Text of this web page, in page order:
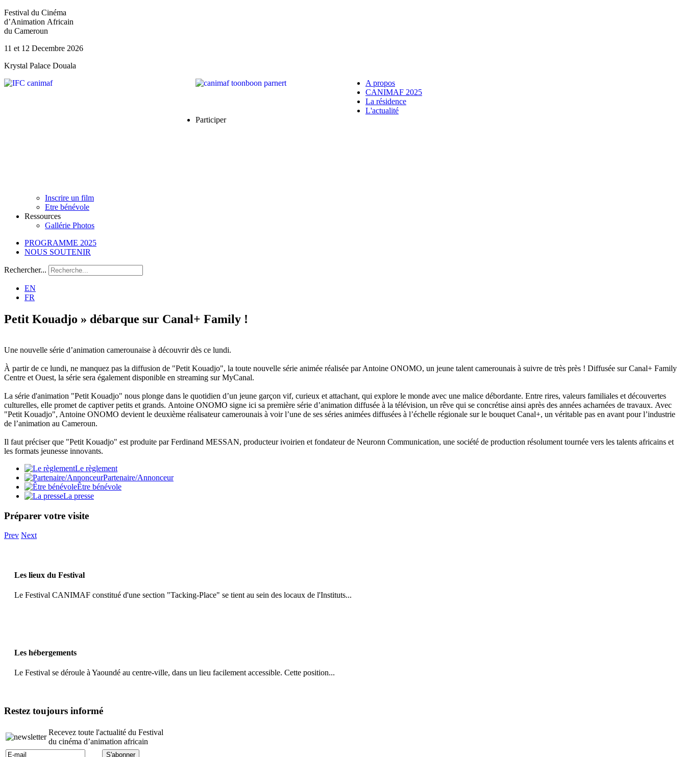
Festival du Cinéma
d’Animation Africain
du Cameroun
11 et 12 Decembre 2026
Krystal Palace Douala
A propos
CANIMAF 2025
La résidence
L'actualité
Participer
Inscrire un film
Etre bénévole
Ressources
Gallérie Photos
PROGRAMME 2025
NOUS SOUTENIR
Rechercher...
EN
FR
Petit Kouadjo » débarque sur Canal+ Family !
Une nouvelle série d’animation camerounaise à découvrir dès ce lundi.
À partir de ce lundi, ne manquez pas la diffusion de "Petit Kouadjo", la toute nouvelle série animée réalisée par Antoine ONOMO, un jeune talent camerounais à suivre de très près ! Diffusée sur Canal+ Family
Centre et Ouest, la série sera également disponible en streaming sur MyCanal.
La série d'animation "Petit Kouadjo" nous plonge dans le quotidien d’un jeune garçon vif, curieux et attachant, qui explore le monde avec une malice débordante. Entre rires, valeurs familiales et découvertes
culturelles, elle promet de captiver petits et grands. Antoine ONOMO signe ici sa première série d’animation diffusée à la télévision, un rêve qui se concrétise ainsi après des années acharnées de travaux. Avec
"Petit Kouadjo", Antoine ONOMO devient le deuxième réalisateur camerounais à voir l’une de ses séries animées diffusées à l’échelle régionale sur le bouquet Canal+, un véritable pas en avant pour l’industrie
de l’animation au Cameroun.
Il faut préciser que "Petit Kouadjo" est produite par Ferdinand MESSAN, producteur ivoirien et fondateur de Neuronn Communication, une société de production résolument tournée vers les talents africains et
les formats jeunesse innovants.
Le règlement
Partenaire/Annonceur
Être bénévole
La presse
Préparer votre visite
Prev Next
Les lieux du Festival
Le Festival CANIMAF constitué d'une section "Tacking-Place" se tient au sein des locaux de l'Instituts...
Les hébergements
Le Festival se déroule à Yaoundé au centre-ville, dans un lieu facilement accessible. Cette position...
Restez toujours informé
Recevez toute l'actualité du Festival
du cinéma d’animation africain